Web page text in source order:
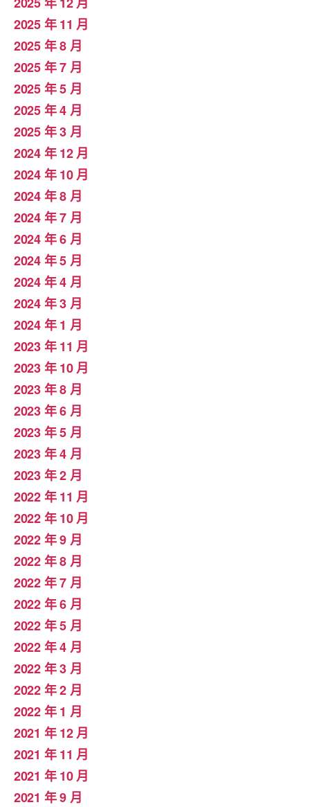
2025 年 11 月
2025 年 8 月
2025 年 7 月
2025 年 5 月
2025 年 4 月
2025 年 3 月
2024 年 12 月
2024 年 10 月
2024 年 8 月
2024 年 7 月
2024 年 6 月
2024 年 5 月
2024 年 4 月
2024 年 3 月
2024 年 1 月
2023 年 11 月
2023 年 10 月
2023 年 8 月
2023 年 6 月
2023 年 5 月
2023 年 4 月
2023 年 2 月
2022 年 11 月
2022 年 10 月
2022 年 9 月
2022 年 8 月
2022 年 7 月
2022 年 6 月
2022 年 5 月
2022 年 4 月
2022 年 3 月
2022 年 2 月
2022 年 1 月
2021 年 12 月
2021 年 11 月
2021 年 10 月
2021 年 9 月